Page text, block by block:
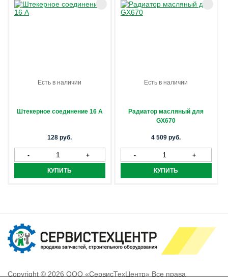
Есть в наличии
Штекерное соединение 16 А
128 руб.
Есть в наличии
Радиатор масляный для
GX670
4 509 руб.
Copyright © 2026 ООО «СервисТехЦентр» Все права